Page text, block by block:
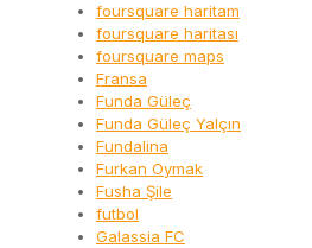
foursquare haritam
foursquare haritası
foursquare maps
Fransa
Funda Güleç
Funda Güleç Yalçın
Fundalina
Furkan Oymak
Fusha Şile
futbol
Galassia FC